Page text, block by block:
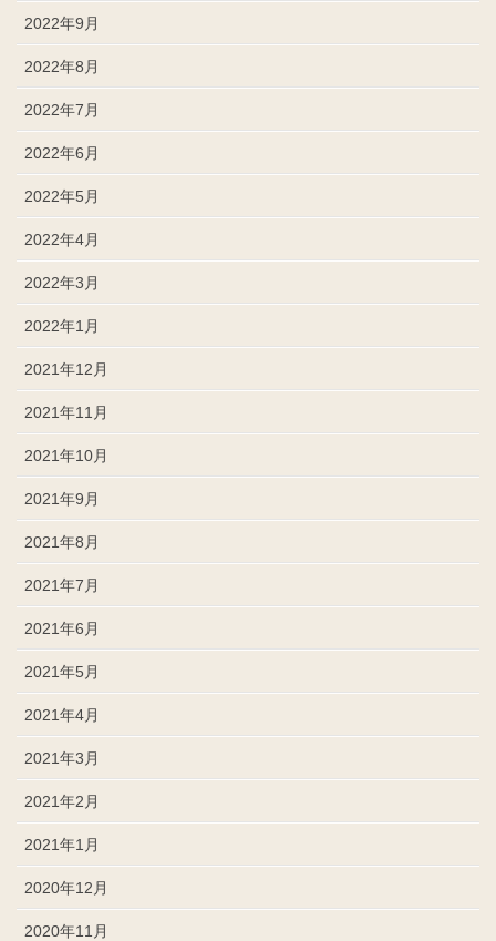
2022年9月
2022年8月
2022年7月
2022年6月
2022年5月
2022年4月
2022年3月
2022年1月
2021年12月
2021年11月
2021年10月
2021年9月
2021年8月
2021年7月
2021年6月
2021年5月
2021年4月
2021年3月
2021年2月
2021年1月
2020年12月
2020年11月